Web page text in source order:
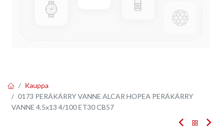
Kauppa
0173 PERÄKÄRRY VANNE ALCAR HOPEA PERÄKÄRRY
VANNE 4.5x13 4/100 ET30 CB57